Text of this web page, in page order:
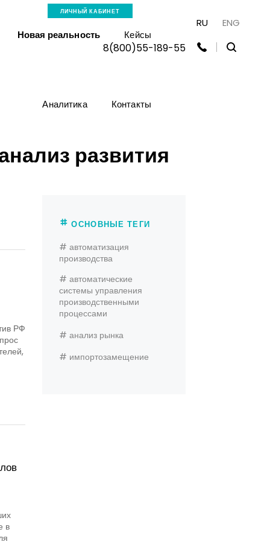
ЛИЧНЫЙ КАБИНЕТ
Новая реальность Кейсы
Аналитика Контакты
RU ENG
8(800)55-189-55
развития
РФ
в
ОСНОВНЫЕ ТЕГИ
# автоматизация
производства
# автоматические
системы управления
производственными
процессами
# анализ рынка
# импортозамещение